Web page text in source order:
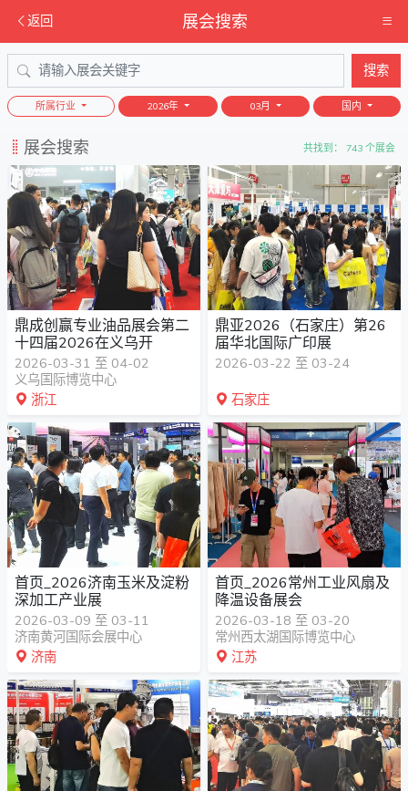
返回 展会搜索
搜索
所属行业 2026年 03月 国内
展会搜索 共找到： 743 个展会
鼎成创赢专业油品展会第二
十四届2026在义乌开
2026-03-31 至 04-02
义乌国际博览中心
浙江
鼎亚2026（石家庄）第26
届华北国际广印展
2026-03-22 至 03-24
石家庄
首页_2026济南玉米及淀粉
深加工产业展
2026-03-09 至 03-11
济南黄河国际会展中心
济南
首页_2026常州工业风扇及
降温设备展会
2026-03-18 至 03-20
常州西太湖国际博览中心
江苏